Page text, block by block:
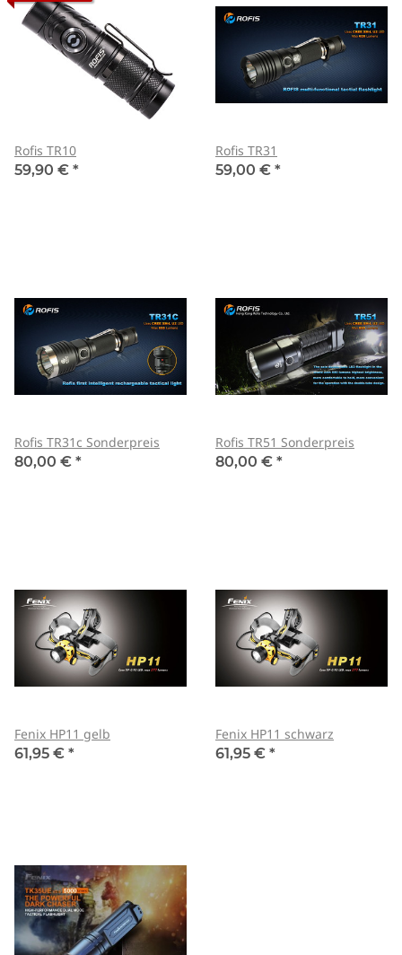
Rofis TR10
59,90 € *
Rofis TR31
59,00 € *
Rofis TR31c Sonderpreis
80,00 € *
Rofis TR51 Sonderpreis
80,00 € *
Fenix HP11 gelb
61,95 € *
Fenix HP11 schwarz
61,95 € *